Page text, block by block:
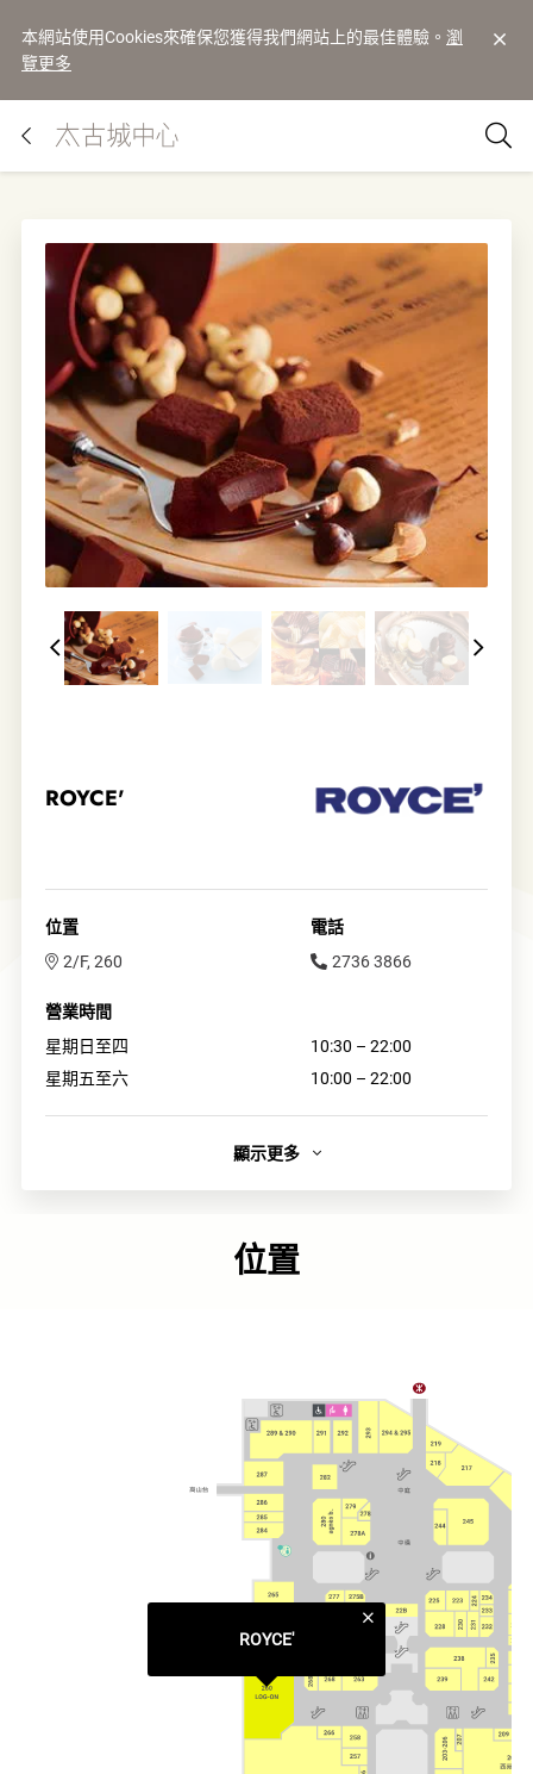
本網站使用Cookies來確保您獲得我們網站上的最佳體驗。 瀏
覽更多
ROYCE'
位置
2/F, 260
電話
2736 3866
營業時間
星期日至四
10:30 – 22:00
星期五至六
10:00 – 22:00
斷豐富經驗，製作出世界級品質的巧克力。而生産地北海道
的氣候和純淨空氣是製作甜點的理想地點。ROYCE’的基本原
顯示更多
位置
ROYCE'